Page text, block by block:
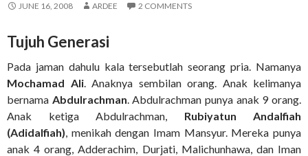
JUNE 16, 2008 ARDEE 2 COMMENTS
Tujuh Generasi
Pada jaman dahulu kala tersebutlah seorang pria. Namanya
Mochamad Ali. Anaknya sembilan orang. Anak kelimanya
bernama Abdulrachman. Abdulrachman punya anak 9 orang.
Anak ketiga Abdulrachman, Rubiyatun Andalfiah
(Adidalfiah), menikah dengan Imam Mansyur. Mereka punya
anak 4 orang, Adderachim, Durjati, Malichunhawa, dan Iman